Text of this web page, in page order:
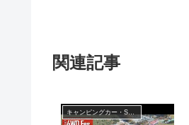
関連記事